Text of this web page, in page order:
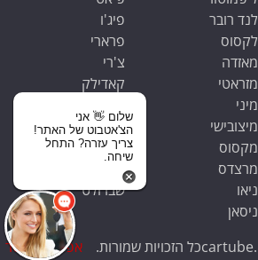
לנד רובר
לקסוס
מאזדה
מזראטי
מיני
מיצובישי
מקסוס
מרצדס
ניאו
ניסאן
פיג'ו
פרארי
צ'רי
קאדילק
קיה
ראם
רנו
שברולט
אפס קילומטר
שלום 👋 אני
הצ'אטבוט של האתר!
צריך עזרה? התחל
שיחה.